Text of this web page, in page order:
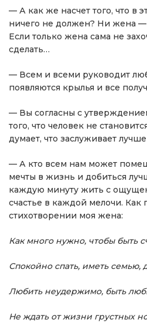
— А как же насчет того, что в
ничего не должен? Ни жена
Если только жена сама не
сделать…
— Всем и всеми руководит
появляются крылья и все
— Вы согласны с
того, что человек не
думает, что заслуживает
— А кто всем нам может
мечты в жизнь и добиться
каждую минуту жить с
счастье в каждой мелочи. Как
стихотворении моя жена:
Как много нужно, чтобы быть
Спокойно спать, иметь семью,
Любить неудержимо, быть
Не ждать от жизни грустных